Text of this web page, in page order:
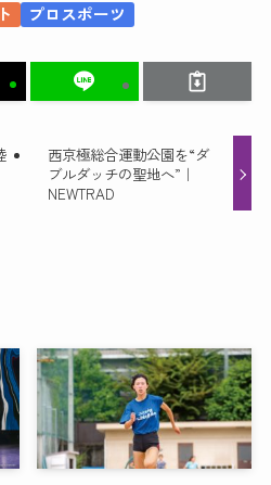
プロスポーツ
西京極総合運動公園を“ダ
ブルダッチの聖地へ”｜
NEWTRAD